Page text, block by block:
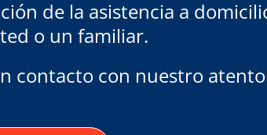
de la asistencia a
o un familiar.
contacto con nuestro